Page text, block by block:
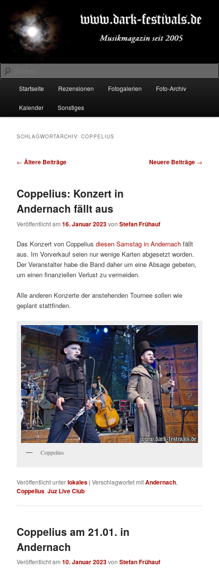
primären
Inhalt
springen
sekundären
Inhalt
springenDARK-FESTIVALS.DE
Suchen
Startseite Rezensionen Fotogalerien Foto-Archiv
Kalender Sonstiges
SCHLAGWORTARCHIV:COPPELIUS
Beitragsnavigation
← Ältere Beiträge Neuere Beiträge →
Coppelius: Konzert in
Andernach fällt aus
Veröffentlicht am16. Januar 2023vonStefan Frühauf
Das Konzert von Coppeliusdiesen Samstag in Andernach fällt
aus. Im Vorverkauf seien nur wenige Karten abgesetzt worden.
Der Veranstalter habe die Band daher um eine Absage gebeten,
um einen finanziellen Verlust zu vermeiden.
Alle anderen Konzerte der anstehenden Tournee sollen wie
geplant stattfinden.
Coppelius
Veröffentlicht unterlokales |Verschlagwortet mitAndernach,
Coppelius,Juz Live Club
Coppelius am 21.01. in
Andernach
Veröffentlicht am10. Januar 2023vonStefan Frühauf